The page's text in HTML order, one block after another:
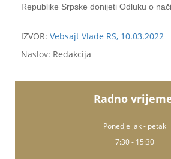
Republike Srpske donijeti Odluku o
IZVOR: Vebsajt Vlade RS, 10.03.2022
Naslov: Redakcija
Radno
Ponedjeljak - petak
7:30 - 15:30